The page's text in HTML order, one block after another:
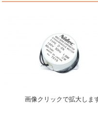
画像クリックで拡大しま